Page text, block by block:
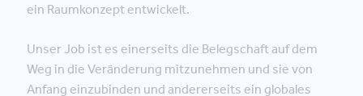
ein Raumkonzept entwickelt.
Unser Job ist es einerseits die Belegschaft auf dem
Weg in die Veränderung mitzunehmen und sie von
Anfang einzubinden und andererseits ein globales